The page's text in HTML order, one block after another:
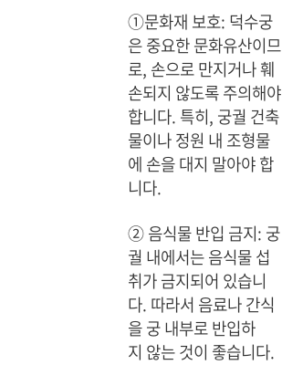
①문화재 보호: 덕수궁
은 중요한 문화유산이므
로, 손으로 만지거나 훼
손되지 않도록 주의해야
합니다. 특히, 궁궐 건축
물이나 정원 내 조형물
에 손을 대지 말아야 합
니다.
② 음식물 반입 금지: 궁
궐 내에서는 음식물 섭
취가 금지되어 있습니
다. 따라서 음료나 간식
을 궁 내부로 반입하
지 않는 것이 좋습니다.